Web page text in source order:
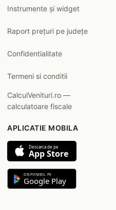
Instrumente și widget
Raport prețuri pe județe
Confidentialitate
Termeni si conditii
CalculVenituri.ro —
calculatoare fiscale
APLICATIE MOBILA
Descarca de pe
App Store
DISPONIBIL PE
Google Play